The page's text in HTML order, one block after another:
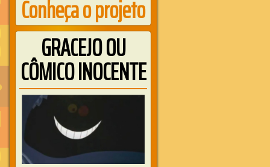
Conheça o projeto
GRACEJO OU
CÔMICO INOCENTE